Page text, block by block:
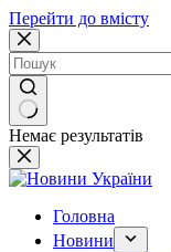
Перейти до вмісту
Немає результатів
Головна
Новини